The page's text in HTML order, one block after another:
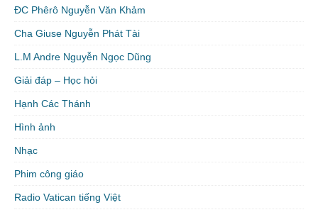
ĐC Phêrô Nguyễn Văn Khảm
Cha Giuse Nguyễn Phát Tài
L.M Andre Nguyễn Ngọc Dũng
Giải đáp – Học hỏi
Hạnh Các Thánh
Hình ảnh
Nhạc
Phim công giáo
Radio Vatican tiếng Việt